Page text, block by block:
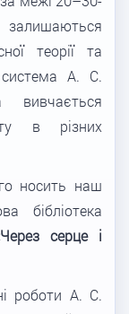
теорії та
система А. С.
вивчається
в різних
носить наш
бібліотека
серце і
роботи А. С.